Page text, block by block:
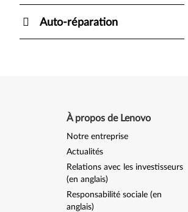
Auto-réparation
À propos de Lenovo
Notre entreprise
Actualités
Relations avec les investisseurs
(en anglais)
Responsabilité sociale (en
anglais)